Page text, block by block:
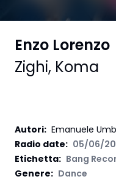
Enzo Lorenzo
Zighi, Koma
Autori: Emanuele
Radio date: 05/06/
Etichetta: Bang
Genere: Dance